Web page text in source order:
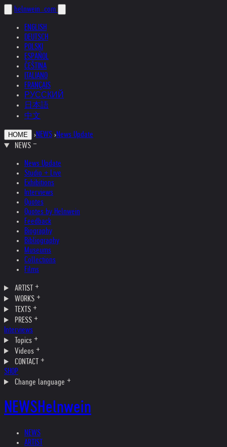
helnwein .com
ENGLISH
DEUTSCH
POLSKI
ESPAÑOL
ČEŠTINA
ITALIANO
FRANÇAIS
РУССКИЙ
日本語
中文
HOME ›NEWS ›News Update
NEWS
News Update
Studio + Live
Exhibitions
Interviews
Quotes
Quotes by Helnwein
Feedback
Biography
Bibliography
Museums
Collections
Films
ARTIST
WORKS
TEXTS
PRESS
Interviews
Topics
Videos
CONTACT
SHOP
Change language
NEWSHelnwein
NEWS
ARTIST